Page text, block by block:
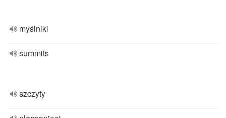
myślniki
summits
szczyty